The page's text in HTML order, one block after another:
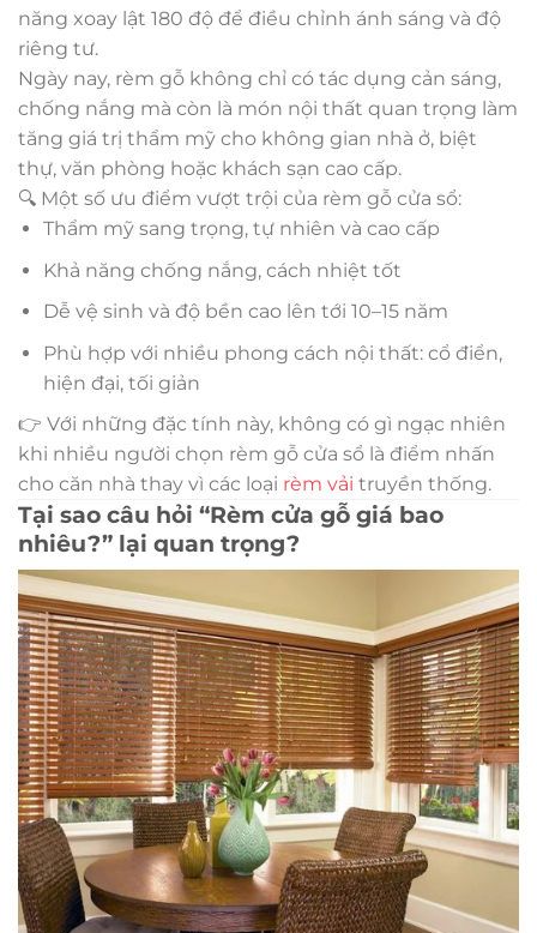
năng xoay lật 180 độ để điều chỉnh ánh sáng và độ
riêng tư.
Ngày nay, rèm gỗ không chỉ có tác dụng cản sáng,
chống nắng mà còn là món nội thất quan trọng làm
tăng giá trị thẩm mỹ cho không gian nhà ở, biệt
thự, văn phòng hoặc khách sạn cao cấp.
🔍 Một số ưu điểm vượt trội của rèm gỗ cửa sổ:
Thẩm mỹ sang trọng, tự nhiên và cao cấp
Khả năng chống nắng, cách nhiệt tốt
Dễ vệ sinh và độ bền cao lên tới 10–15 năm
Phù hợp với nhiều phong cách nội thất: cổ điển,
hiện đại, tối giản
👉 Với những đặc tính này, không có gì ngạc nhiên
khi nhiều người chọn rèm gỗ cửa sổ là điểm nhấn
cho căn nhà thay vì các loại rèm vải truyền thống.
Tại sao câu hỏi “Rèm cửa gỗ giá bao
nhiêu?” lại quan trọng?